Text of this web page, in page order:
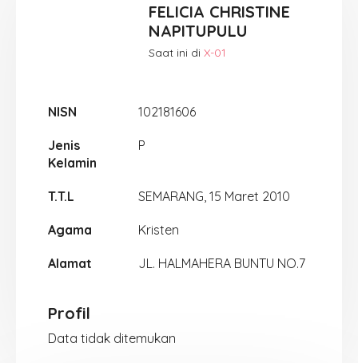
FELICIA CHRISTINE
NAPITUPULU
Saat ini di X-01
NISN 102181606
Jenis
Kelamin
P
T.T.L SEMARANG, 15 Maret 2010
Agama Kristen
Alamat JL. HALMAHERA BUNTU NO.7
Profil
Data tidak ditemukan